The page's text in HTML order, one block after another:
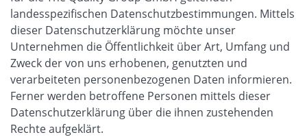
landesspezifischen Datenschutzbestimmungen. Mittels
dieser Datenschutzerklärung möchte unser
Unternehmen die Öffentlichkeit über Art, Umfang und
Zweck der von uns erhobenen, genutzten und
verarbeiteten personenbezogenen Daten informieren.
Ferner werden betroffene Personen mittels dieser
Datenschutzerklärung über die ihnen zustehenden
Rechte aufgeklärt.